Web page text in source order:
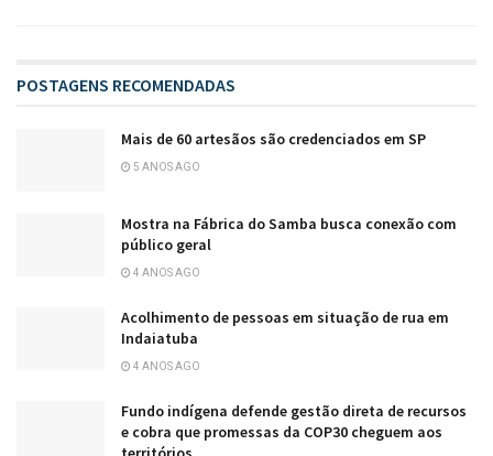
POSTAGENS RECOMENDADAS
Mais de 60 artesãos são credenciados em SP
5 ANOS AGO
Mostra na Fábrica do Samba busca conexão com
público geral
4 ANOS AGO
Acolhimento de pessoas em situação de rua em
Indaiatuba
4 ANOS AGO
Fundo indígena defende gestão direta de recursos
e cobra que promessas da COP30 cheguem aos